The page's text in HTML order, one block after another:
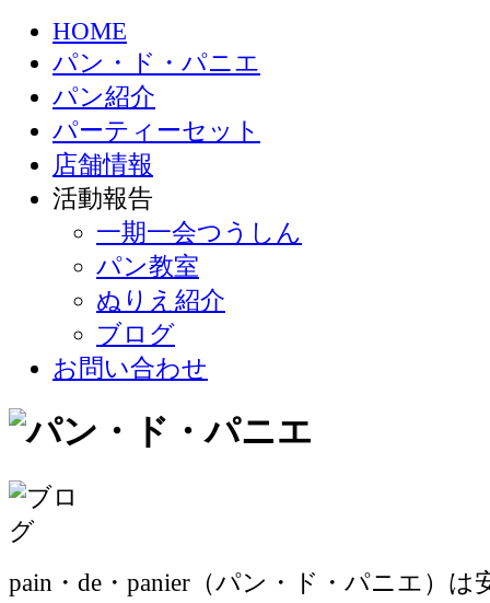
HOME
パン・ド・パニエ
パン紹介
パーティーセット
店舗情報
活動報告
一期一会つうしん
パン教室
ぬりえ紹介
ブログ
お問い合わせ
pain・de・panier（パン・ド・パニエ）は